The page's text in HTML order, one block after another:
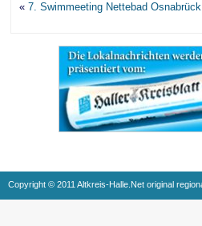
« 7. Swimmeeting Nettebad Osnabrück
Copyright © 2011 Altkreis-Halle.Net original